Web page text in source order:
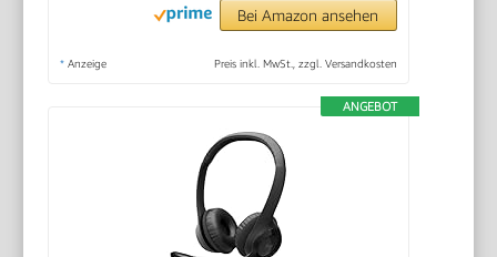
Bei Amazon ansehen
* Anzeige Preis inkl. MwSt., zzgl. Versandkosten
ANGEBOT